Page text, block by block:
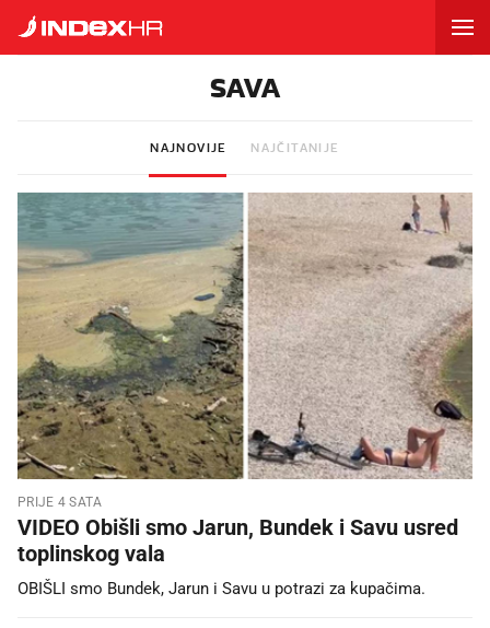
SAVA
NAJNOVIJE NAJČITANIJE
PRIJE 4 SATA
VIDEO Obišli smo Jarun, Bundek i Savu usred
toplinskog vala
OBIŠLI smo Bundek, Jarun i Savu u potrazi za kupačima.